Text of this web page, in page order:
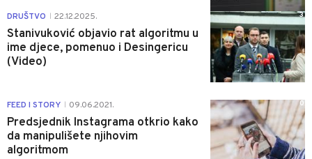
DRUŠTVO 22.12.2025.
Stanivuković objavio rat algoritmu u
ime djece, pomenuo i Desingericu
(Video)
3
FEED I STORY 09.06.2021.
Predsjednik Instagrama otkrio kako
da manipulišete njihovim
algoritmom
0